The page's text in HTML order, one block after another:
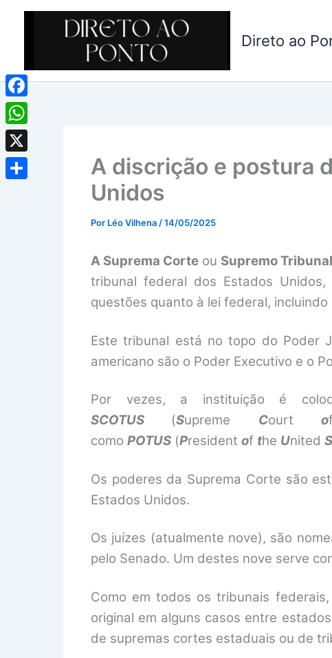
Direto ao
A discrição e postura
Unidos
Por Léo Vilhena /14/05/2025
A Suprema Corte ou Supremo
tribunal federal dos Estados
questões quanto à lei federal,
Este tribunal está no topo do Poder
americano são o Poder Executivo e o
Por vezes, a instituição é
SCOTUS
(Supreme Courto
como POTUS (President of the United S
Os poderes da Suprema Corte são
Estados Unidos.
Os juízes (atualmente nove), são
pelo Senado. Um destes nove serve
Como em todos os tribunais
original em alguns casos entre
de supremas cortes estaduais ou de
Facebook
WhatsApp
X